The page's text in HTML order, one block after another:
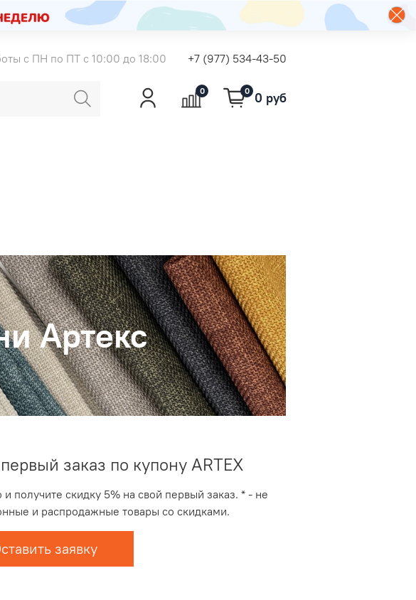
с ПН по ПТ с 10:00 до 18:00 +7 (977) 534-43-50
0 0 0 руб
Артекс
заказ по купону ARTEX
и получите скидку 5% на свой первый заказ. * - не
и распродажные товары со скидками.
заявку